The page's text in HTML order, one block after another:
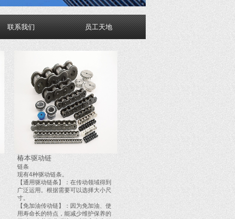
联系我们 员工天地
椿本驱动链
链条
现有4种驱动链条。
【通用驱动链条】：在传动领域得到
广泛运用。根据需要可以选择大小尺
寸。
【免加油传动链】：因为免加油、使
用寿命长的特点，能减少维护保养的